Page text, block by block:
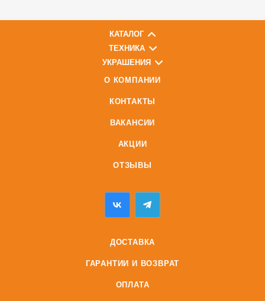
КАТАЛОГ
ТЕХНИКА
УКРАШЕНИЯ
О КОМПАНИИ
КОНТАКТЫ
ВАКАНСИИ
АКЦИИ
ОТЗЫВЫ
ДОСТАВКА
ГАРАНТИИ И ВОЗВРАТ
ОПЛАТА